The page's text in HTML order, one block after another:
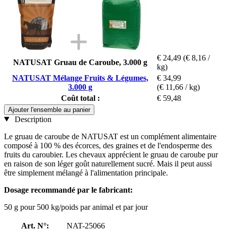
NATUSAT Gruau de Caroube, 3.000 g
€ 24,49 (€ 8,16 /
kg)
NATUSAT Mélange Fruits & Légumes,
3.000 g
€ 34,99
(€ 11,66 / kg)
Coût total :
€ 59,48
Ajouter l'ensemble au panier
Description
Le gruau de caroube de NATUSAT est un complément alimentaire
composé à 100 % des écorces, des graines et de l'endosperme des
fruits du caroubier. Les chevaux apprécient le gruau de caroube pur
en raison de son léger goût naturellement sucré. Mais il peut aussi
être simplement mélangé à l'alimentation principale.
Dosage recommandé par le fabricant:
50 g pour 500 kg/poids par animal et par jour
Art. N°:
NAT-25066